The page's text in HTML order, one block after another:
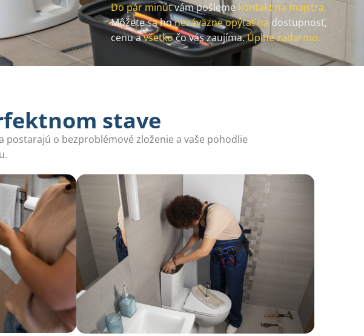
Do pár minútvám pošleme kontakt na majstra.
Môžete sa honezáväzne opýtať na dostupnosť,
cenu avšetkočo vás zaujíma.Úplne zadarmo.
stave
postarajú o bezproblémové zloženie a vaše pohodlie